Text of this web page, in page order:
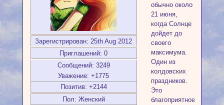
Зарегистрирован: 25th Aug 2012
Приглашений: 0
Сообщений: 3249
Уважение: +1775
Позитив: +2144
Пол: Женский
обычно около
21 июня,
когда Солнце
дойдет до
своего
максимума.
Один из
колдовских
праздников.
Это
благоприятное